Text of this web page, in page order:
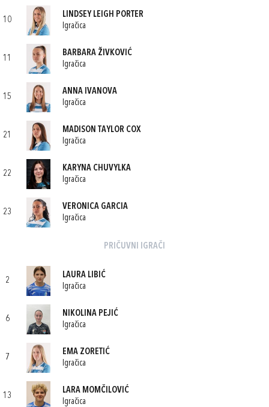
10
LINDSEY LEIGH PORTER
Igračica
11
BARBARA ŽIVKOVIĆ
Igračica
15
ANNA IVANOVA
Igračica
21
MADISON TAYLOR COX
Igračica
22
KARYNA CHUVYLKA
Igračica
23
VERONICA GARCIA
Igračica
PRIČUVNI IGRAČI
2
LAURA LIBIĆ
Igračica
6
NIKOLINA PEJIĆ
Igračica
7
EMA ZORETIĆ
Igračica
13
LARA MOMČILOVIĆ
Igračica